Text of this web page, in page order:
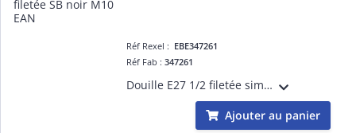
Réf Rexel : EBE347261
Réf Fab :347261
Douille E27 1/2 filetée simple bague noir raccord M10 EAN, filetage de raccord:M10 x 1, matériau:plastique
Ajouter au panier